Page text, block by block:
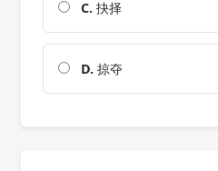
C. 抉择
D. 掠夺